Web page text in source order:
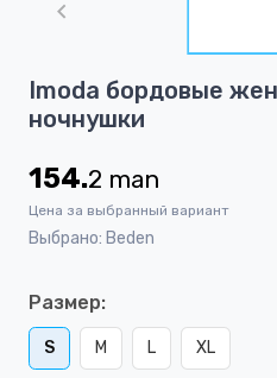
1
of
Imoda бордовые
ночнушки
154.2 man
Цена за выбранный вариант
Выбрано: Beden
Размер:
S M L XL